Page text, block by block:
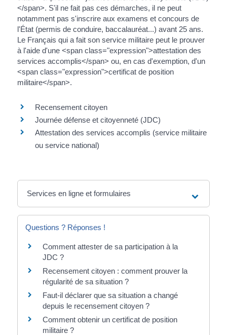
</span>. S'il ne fait pas ces démarches, il ne peut
notamment pas s'inscrire aux examens et concours de
l'État (permis de conduire, baccalauréat...) avant 25 ans.
Le Français qui a fait son service militaire peut le prouver
à l'aide d'une <span class="expression">attestation des
services accomplis</span> ou, en cas d'exemption, d'un
<span class="expression">certificat de position
militaire</span>.
Recensement citoyen
Journée défense et citoyenneté (JDC)
Attestation des services accomplis (service militaire
ou service national)
Services en ligne et formulaires
Questions ? Réponses !
Comment attester de sa participation à la
JDC ?
Recensement citoyen : comment prouver la
régularité de sa situation ?
Faut-il déclarer que sa situation a changé
depuis le recensement citoyen ?
Comment obtenir un certificat de position
militaire ?